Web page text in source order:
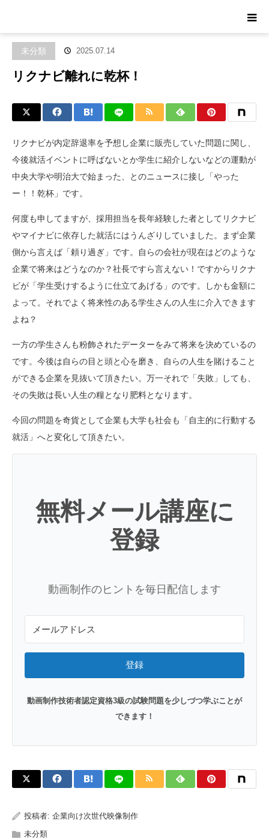
未分類 2025.07.14
リクナビ離れに乾杯！
リクナビが内定辞退率を予想し企業に販売していた問題に関し、
今後就活イベントに呼ばないとか学生に紹介しないなどの運動が
中央大学や明治大で始まった、とのニュースに接し「やった
ー！！乾杯」です。
何度も申してますが、採用担当を長年経験した者としてリクナビ
やマイナビに依存した就活にはうんざりしていました。まず企業
側から言えば「頼り過ぎ」です。自らの会社が現在はどのような
企業で将来はどうなのか？社長ですら言えない！ですからリクナ
ビが「学生受けするように仕立てあげる」のです。しかも金額に
よって。それでよく将来性のある学生さんの人生に介入できます
よね？
一方の学生さんも粉飾されたデーターをみて将来を決めているの
です。今後は自らの目と頭と心を磨き、自らの人生を賭けること
ができる企業を見抜いて頂きたい。万一それで「失敗」しても、
その失敗は長い人生の糧となり肥料となります。
今回の問題を奇貨として企業も大学も社会も「自主的に行動する
就活」へと変化して頂きたい。
無料メール講座に
登録
動画制作のヒントを毎日配信します
登録
動画制作技術者認定資格3級の試験問題を少しづつ学ぶことが
できます！
投稿者: 企業向け次世代映像制作
未分類